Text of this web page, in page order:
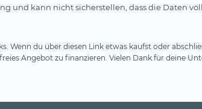
und kann nicht sicherstellen, dass die Daten
Wenn du über diesen Link etwas kaufst oder
Angebot zu finanzieren. Vielen Dank für deine